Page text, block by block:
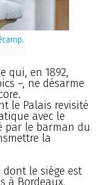
qui, en 1892,
–, ne désarme
le Palais revisité
avec le
par le barman du
la
dont le siège est
à Bordeaux,